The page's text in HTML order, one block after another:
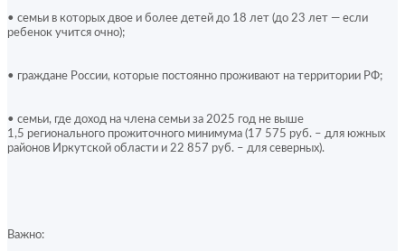
• семьи в которых двое и более детей до 18 лет (до 23 лет — если
ребенок учится очно);
• граждане России, которые постоянно проживают на территории РФ;
• семьи, где доход на члена семьи за 2025 год не выше
1,5 регионального прожиточного минимума (17 575 руб. – для южных
районов Иркутской области и 22 857 руб. – для северных).
Важно: